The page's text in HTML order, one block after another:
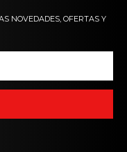
NOVEDADES, OFERTAS Y